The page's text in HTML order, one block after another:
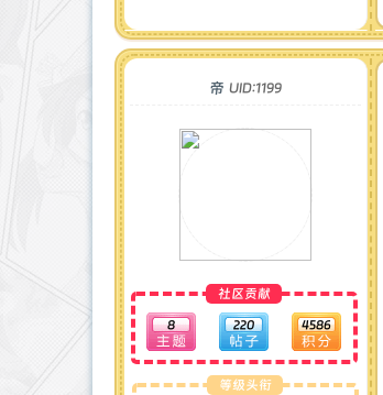
帝 UID:1199
社区贡献
8 220 4586
等级头衔